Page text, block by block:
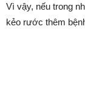
Vì vậy, nếu trong
kẻo rước thêm